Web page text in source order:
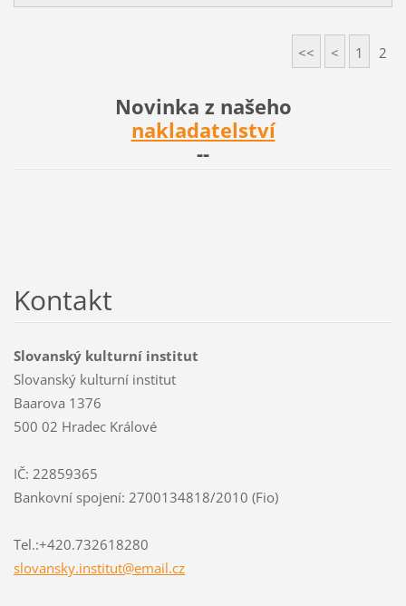
<< < 1 2
Novinka z našeho
nakladatelství
--
Kontakt
Slovanský kulturní institut
Slovanský kulturní institut
Baarova 1376
500 02 Hradec Králové
IČ: 22859365
Bankovní spojení: 2700134818/2010 (Fio)
Tel.:+420.732618280
slovansky.institut@email.cz